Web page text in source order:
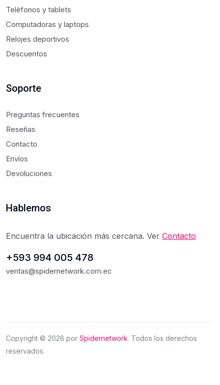
Teléfonos y tablets
Computadoras y laptops
Relojes deportivos
Descuentos
Soporte
Preguntas frecuentes
Reseñas
Contacto
Envíos
Devoluciones
Hablemos
Encuentra la ubicación más cercana. Ver Contacto
+593 994 005 478
ventas@spidernetwork.com.ec
Copyright © 2026 por Spidernetwork. Todos los derechos
reservados.